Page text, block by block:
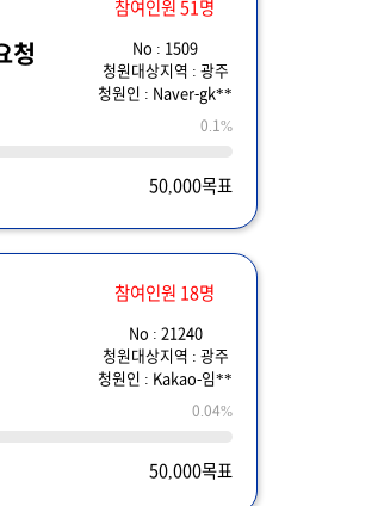
참여인원 51명
청
No : 1509
청원대상지역 : 광주
청원인 : Naver-gk**
0.1%
50,000목표
참여인원 18명
No : 21240
청원대상지역 : 광주
청원인 : Kakao-임**
0.04%
50,000목표